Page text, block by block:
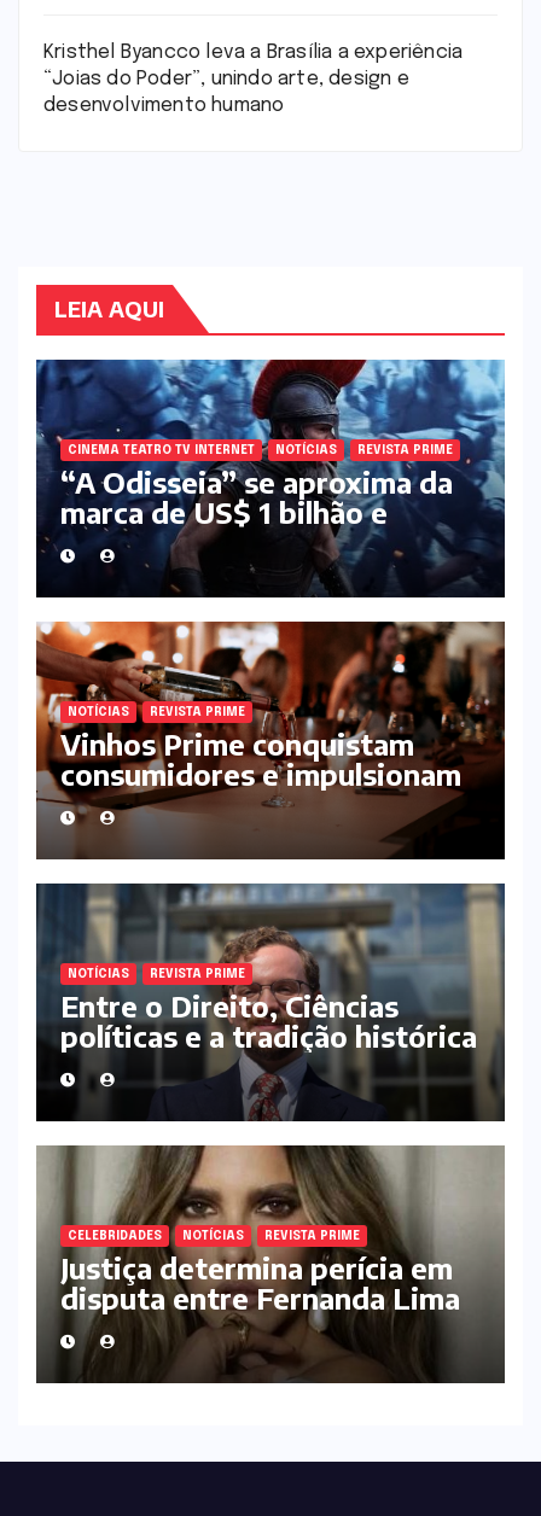
Kristhel Byancco leva a Brasília a experiência
“Joias do Poder”, unindo arte, design e
desenvolvimento humano
LEIA AQUI
CINEMA TEATRO TV INTERNET NOTÍCIAS REVISTA PRIME
“A Odisseia” se aproxima da
marca de US$ 1 bilhão e
disputa atenção com estreia
histórica de “Homem-Aranha”
NOTÍCIAS REVISTA PRIME
Vinhos Prime conquistam
consumidores e impulsionam
o mercado de rótulos
premium
NOTÍCIAS REVISTA PRIME
Entre o Direito, Ciências
políticas e a tradição histórica
europeia : a trajetória
acadêmica e institucional de
Iuri Macedo Piovezan
CELEBRIDADES NOTÍCIAS REVISTA PRIME
Justiça determina perícia em
disputa entre Fernanda Lima
e empresa de gestão
patrimonial